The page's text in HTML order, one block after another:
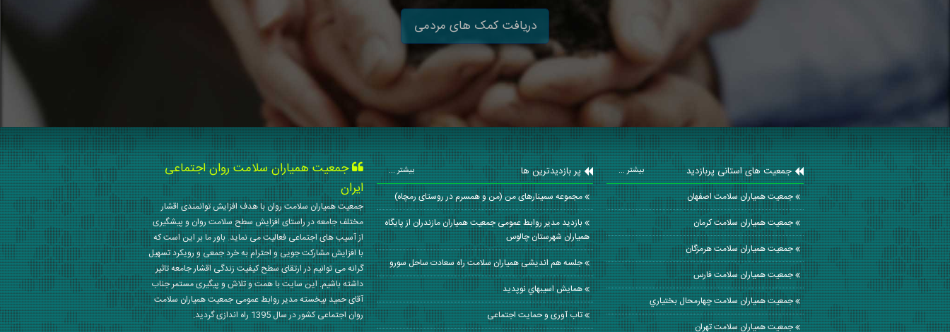
دریافت کمک های مردمی
جمعیت های استانی پربازدید بیشتر ...
جمعیت همیاران سلامت اصفهان
جمعیت همیاران سلامت كرمان
جمعیت همیاران سلامت هرمزگان
جمعیت همیاران سلامت فارس
جمعیت همیاران سلامت چهارمحال بختياري
جمعیت همیاران سلامت تهران
پر بازدیدترین ها بیشتر ...
مجموعه سمینارهای من (من و همسرم در روستای رمچاه)
بازدید مدیر روابط عمومی جمعیت همیاران مازندران از پایگاه
همیاران شهرستان چالوس
جلسه هم اندیشی همیاران سلامت راه سعادت ساحل سورو
همايش اسيبهاي نوپديد
تاب آوری و حمایت اجتماعی
جمعیت همیاران سلامت روان اجتماعی
ایران
جمعیت همیاران سلامت روان با هدف افزایش توانمندی اقشار
مختلف جامعه در راستای افزایش سطح سلامت روان و پیشگیری
از آسیب های اجتماعی فعالیت می نماید. باور ما بر این است که
با افزایش مشارکت جویی و احترام به خرد جمعی و رویکرد تسهیل
گرانه می توانیم در ارتقای سطح کیفیت زندگی اقشار جامعه تاثیر
داشته باشیم. این سایت با همت و تلاش و پیگیری مستمر جناب
آقای حمید بیخسته مدیر روابط عمومی جمعیت همیاران سلامت
روان اجتماعی کشور در سال 1395 راه اندازی گردید.